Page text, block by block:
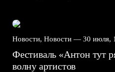
Новости, Новости — 30 июля,
Фестиваль «Антон тут
волну артистов